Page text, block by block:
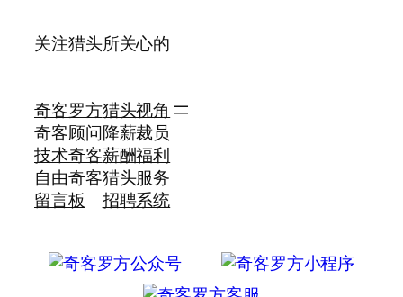
关注猎头所关心的
奇客罗方
奇客顾问
技术奇客
自由奇客
留言板
猎头视角
降薪裁员
薪酬福利
猎头服务
招聘系统